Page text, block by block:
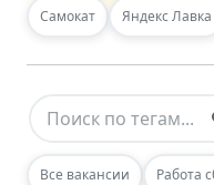
Самокат Яндекс Лавка
Все вакансии Работа